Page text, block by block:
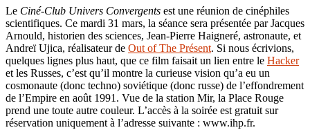
Le Ciné-Club Univers Convergents est une réunion de cinéphiles
scientifiques. Ce mardi 31 mars, la séance sera présentée par Jacques
Arnould, historien des sciences, Jean-Pierre Haigneré, astronaute, et
Andreï Ujica, réalisateur de Out of The Présent. Si nous écrivions,
quelques lignes plus haut, que ce film faisait un lien entre le Hacker
et les Russes, c’est qu’il montre la curieuse vision qu’a eu un
cosmonaute (donc techno) soviétique (donc russe) de l’effondrement
de l’Empire en août 1991. Vue de la station Mir, la Place Rouge
prend une toute autre couleur. L’accès à la soirée est gratuit sur
réservation uniquement à l’adresse suivante : www.ihp.fr.